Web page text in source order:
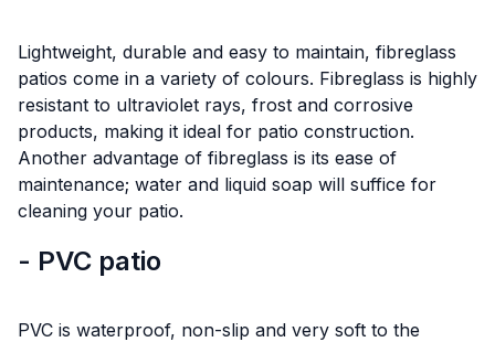
Lightweight, durable and easy to maintain, fibreglass
patios come in a variety of colours. Fibreglass is highly
resistant to ultraviolet rays, frost and corrosive
products, making it ideal for patio construction.
Another advantage of fibreglass is its ease of
maintenance; water and liquid soap will suffice for
cleaning your patio.
- PVC patio
PVC is waterproof, non-slip and very soft to the